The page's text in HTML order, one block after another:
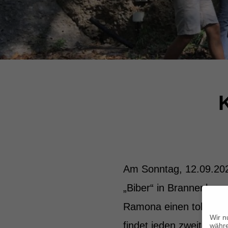
Am Sonntag,
„Biber“ in
Ramona einen tollen
findet jeden zweiten
Wir